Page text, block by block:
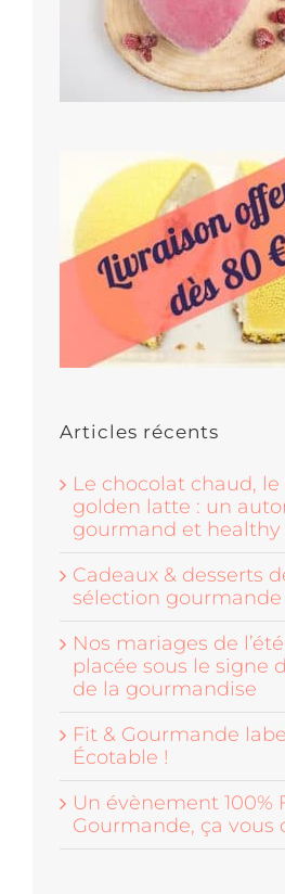
Articles récents
Le chocolat chaud,
golden latte : un
gourmand et healthy
Cadeaux & desserts
sélection
Nos mariages de
placée sous le signe
de la gourmandise
Fit & Gourmande
Écotable !
Un évènement 100%
Gourmande, ça vous